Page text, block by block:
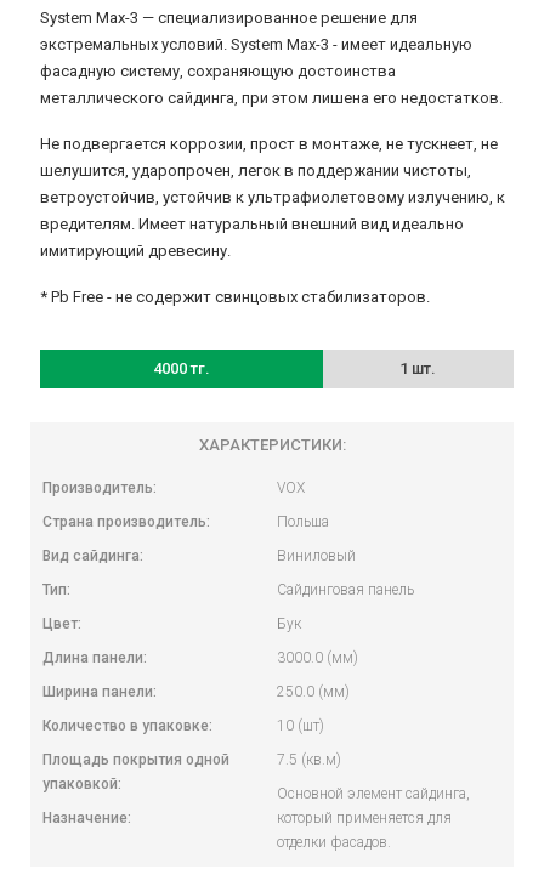
System Max-3 — специализированное решение для
экстремальных условий. System Max-3 - имеет идеальную
фасадную систему, сохраняющую достоинства
металлического сайдинга, при этом лишена его недостатков.
Не подвергается коррозии, прост в монтаже, не тускнеет, не
шелушится, ударопрочен, легок в поддержании чистоты,
ветроустойчив, устойчив к ультрафиолетовому излучению, к
вредителям. Имеет натуральный внешний вид идеально
имитирующий древесину.
* Pb Free - не содержит свинцовых стабилизаторов.
4000 тг. 1 шт.
ХАРАКТЕРИСТИКИ:
Производитель:
Страна производитель:
Вид сайдинга:
Тип:
Цвет:
VOX
Польша
Виниловый
Сайдинговая панель
Бук
Длина панели:
Ширина панели:
Количество в упаковке:
Площадь покрытия одной
упаковкой:
Назначение:
3000.0 (мм)
250.0 (мм)
10 (шт)
7.5 (кв.м)
Основной элемент сайдинга,
который применяется для
отделки фасадов.